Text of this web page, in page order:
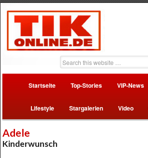
Startseite Top-Stories VIP-News
Lifestyle Stargalerien Video
Adele
Kinderwunsch